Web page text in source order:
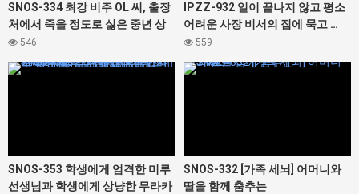
SNOS-334 최강 비주 OL 씨, 출장
처에서 죽을 정도로 싫은 중년 상
사와 아이 방… 세토 칸나
546
IPZZ-932 일이 끝나지 않고 평소
어려운 사장 비서의 집에 묵고 …
술의 기세로 덮쳐 버리면 나의 지
너무 귀여워 다음날도 아침 발목
559
427466
SNOS-353 학생에게 엄격한 미루
선생님과 학생에게 상냥한 무라카
427462
SNOS-332 [가족 세뇌] 어머니와
딸을 함께 춤추는